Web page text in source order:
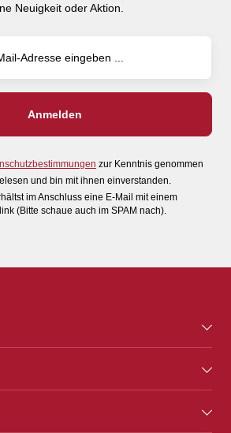
Neuigkeit oder Aktion.
zur Kenntnis genommen
und bin mit ihnen einverstanden.
im Anschluss eine E-Mail mit einem
(Bitte schaue auch im SPAM nach).